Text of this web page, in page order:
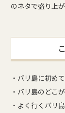
のネタで盛り上
・バリ島に初め
・バリ島のどこ
・よく行くバリ